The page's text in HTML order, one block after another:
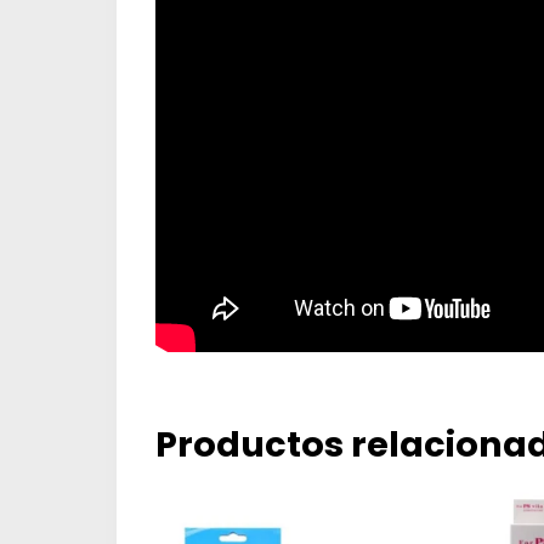
Productos